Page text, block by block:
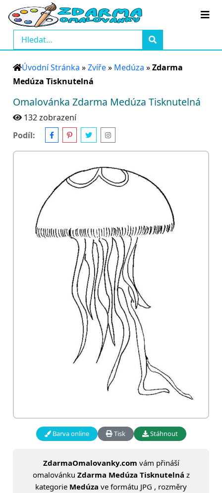
Úvodní Stránka »Zvíře» Medúza »Zdarma
Medúza Tisknutelná
Omalovánka Zdarma Medúza Tisknutelná
132 zobrazení
Podíl:
Barva online Tisk Stáhnout
ZdarmaOmalovanky.com vám přináší
omalovánku Zdarma Medúza Tisknutelná z
kategorie Medúza ve formátu JPG , rozměry